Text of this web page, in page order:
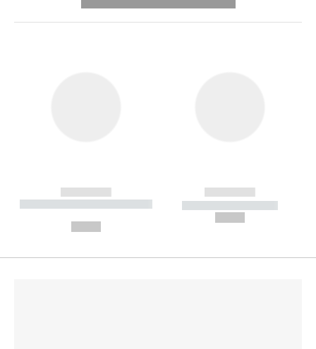
------------
----------- ----------- --------
------------
----------- -----------